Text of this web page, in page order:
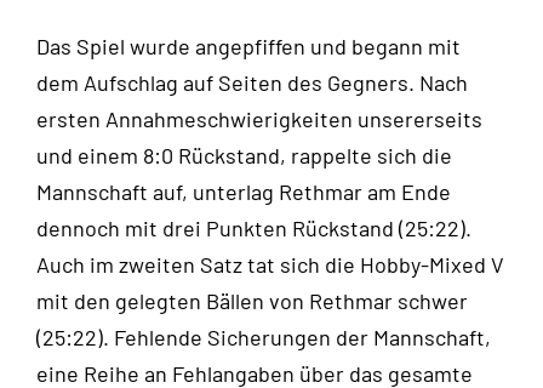
Das Spiel wurde angepfiffen und begann mit
dem Aufschlag auf Seiten des Gegners. Nach
ersten Annahmeschwierigkeiten unsererseits
und einem 8:0 Rückstand, rappelte sich die
Mannschaft auf, unterlag Rethmar am Ende
dennoch mit drei Punkten Rückstand (25:22).
Auch im zweiten Satz tat sich die Hobby-Mixed V
mit den gelegten Bällen von Rethmar schwer
(25:22). Fehlende Sicherungen der Mannschaft,
eine Reihe an Fehlangaben über das gesamte